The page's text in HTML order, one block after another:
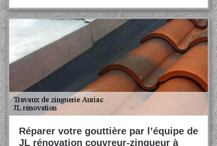
Réparer votre gouttière par l’équipe de
JL rénovation couvreur-zingueur à